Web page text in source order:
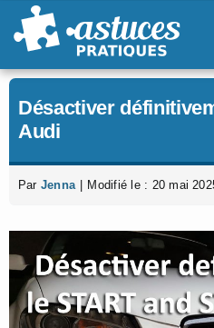
Passer
au
Désactiver
Audi
Par Jenna Modifié le : 20 mai